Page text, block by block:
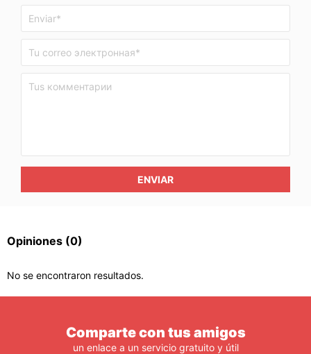
ENVIAR
Opiniones (0)
No se encontraron resultados.
Comparte con tus amigos
un enlace a un servicio gratuito y útil